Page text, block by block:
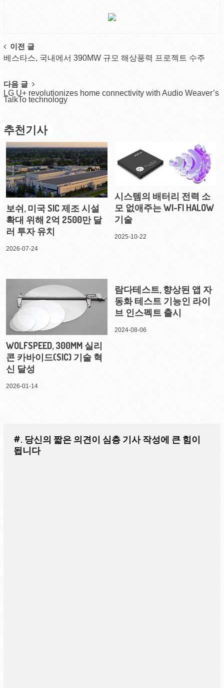
Post
navigation
이전 글
베스타스, 국내에서 390MW 규모 해상풍력 프로젝트 수주
다음 글
LG U+ revolutionizes home connectivity with Audio Weaver’s
TalkTo technology
추천기사
보쉬, 미국 SIC 제조 시설
확대 위해 2억 2500만 달
러 투자 유치
2026-07-24
시스템의 배터리 전력 소
모 없애주는 WI-FI HALOW
기술
2025-10-22
WOLFSPEED, 300MM 실리
콘 카바이드(SIC) 기술 혁
신 달성
2026-01-14
람다테스트, 향상된 앱 자
동화 테스트 기능인 라이
브 인스펙트 출시
2024-08-06
#. 당신의 짧은 의견이 심층 기사 작성에 큰 힘이
됩니다